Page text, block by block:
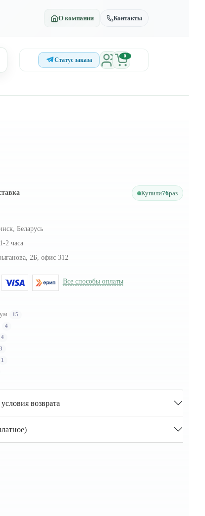
О компании Контакты
Статус заказа
0
Купили76раз
Беларусь
1-2 часа
2Б, офис 312
Все способы оплаты
15
4
4
3
1
возврата